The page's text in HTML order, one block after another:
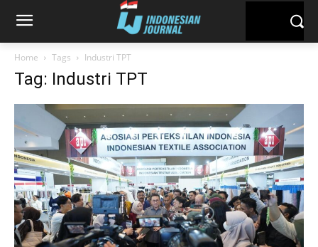
Home Tags Industri TPT
Tag: Industri TPT